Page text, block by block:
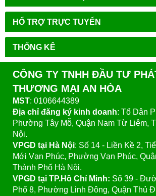
HỔ TRỢ TRỰC TUYẾN
THỐNG KÊ
CÔNG TY TNHH ĐẦU TƯ
THƯƠNG MẠI AN HÒA
MST: 0106644389
Địa chỉ đăng ký kinh doanh: Tổ Dân
Phường Tây Mỗ, Quận Nam Từ Liêm,
Nội.
VPGD tại Hà Nội: Số 14 - Liền Kề 2,
Mới Vạn Phúc, Phường Vạn Phúc,
Thành Phố Hà Nội.
VPGD tại TP.Hồ Chí Minh: Số 39 -
Phố 8, Phường Linh Đông, Quận Thủ